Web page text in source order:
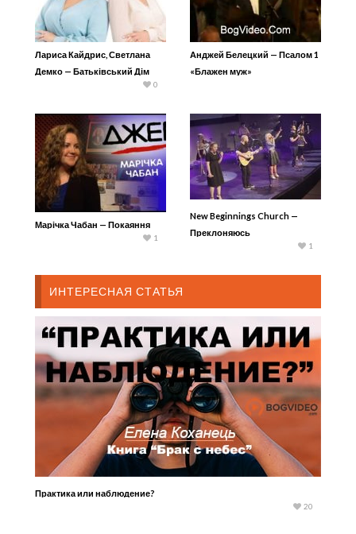
Лариса Кайдрис, Светлана
Демко — Батьківський Дім
0
Анджей Белецкий — Псалом 1
«Блажен муж»
Марічка Чабан — Покаяння
1
New Beginnings Church —
Преклоняюсь
1
ИНТЕРЕСНАЯ СТАТЬЯ
Практика или наблюдение?
20